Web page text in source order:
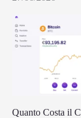
Quanto Costa il